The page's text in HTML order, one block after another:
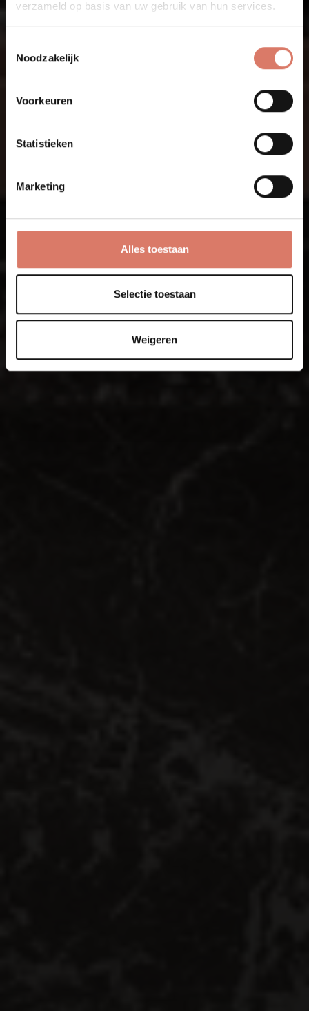
verzameld op basis van uw gebruik van hun services.
Noodzakelijk
Voorkeuren
Statistieken
Marketing
Alles toestaan
Selectie toestaan
Weigeren